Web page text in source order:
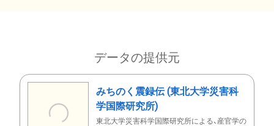
データの提供元
みちのく震録伝 (東北大学災害科
学国際研究所)
東北大学災害科学国際研究所による、産官学の